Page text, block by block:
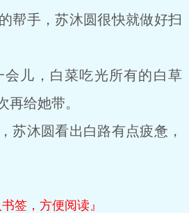
帮手，苏沐圆很快就做好扫
儿，白菜吃光所有的白草
再给她带。
苏沐圆看出白路有点疲惫，
书签，方便阅读』